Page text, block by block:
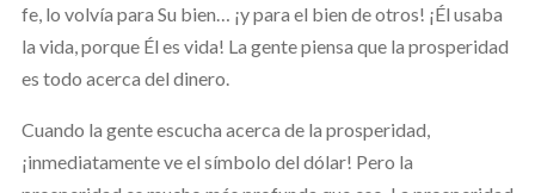
fe, lo volvía para Su bien… ¡y para el bien de otros! ¡Él usaba
la vida, porque Él es vida! La gente piensa que la prosperidad
es todo acerca del dinero.
Cuando la gente escucha acerca de la prosperidad,
¡inmediatamente ve el símbolo del dólar! Pero la